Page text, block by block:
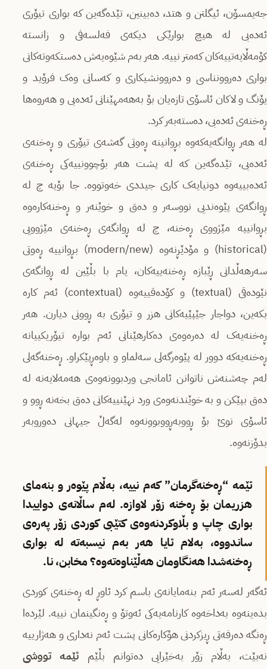
جەیمسۆن، ئیگلتن و هتد، دەبینین، تێدەگەین کە بواری تیۆری
ئەدەبی لە هیچ بوارێکی دیکەی فەلسەفی و زانستە
کۆمەڵایەتییەکان کەمتر نییە. هەر بەم شێوەیەش دەستکەوتەکانی
بواری دەروونناسی و دەروونشیکاری و کەسانی وەک فرۆید و
یۆنگ و لاکان ئاسۆی تازەیان بۆ بەهەمهێنانی ئەدەبی و هەروەها
ڕەخنەی ئەدەبی، دەستەبەر کرد.
لە هەر ڕوانگەیەکەوە بڕوانینە ڕەوتی گەشەی تیۆری و ڕەخنەی
ئەدەبی، تێدەگەین کە لە پشت هەر بۆچوونییەکی ڕەخنەی
ئەدەبییەوە دونیایەک کاری جیددی خەوتووە. جا بۆیە چ لە
ڕوانگەی پێوەندیی نووسەر و دەق و خوێنەر و ڕەخنەکارەوە
بڕوانییە مێژووی ڕەخنە، چ لە ڕوانگەی ڕەخنەی مێژوویی
(historical) و مۆدێڕنەوە (modern/new) بڕوانییە ڕەوتی
سەرهەڵدانی ڕێبازە ڕەخنەییەکان، یام با بڵێین لە ڕوانگەی
نێودەقی (textual) و کۆدەقییەوە (contextual) ئەم کارە
بکەین، دواجار جێپێیەکانی هزر و تیۆری بە ڕوونی دیارن. هەر
ڕەخنەیەک لە دەرەوەی دەکارهێنانی ئەم بوارە تیۆریکییانە
ڕەخنەیەکە دوور لە پێوەرگەلی سەلماو و باوەڕپێکراو. ڕەخنەگەلی
لەم چەشنەش ناتوانن ئامانجی وردبوونەوەی هەمەلایەنە لە
دەق بپێکن و بە خوێندنەوەی ورد نهێنییەکانی دەق بخەنە ڕوو و
ئاسۆی نوێ بۆ ڕووبەڕووبوونەوە لەگەڵ جیهانی دەوروبەر
بدۆزنەوە.
ئێمە “ڕەخنەگرمان” کەم نییە، بەڵام پێوەر و بنەمای
هزریمان بۆ ڕەخنە زۆر لاوازە. لەم ساڵانەی دواییدا
بواری چاپ و بڵاوکردنەوەی کتێبی کوردی زۆر پەرەی
ساندووە، بەلام ئایا هەر بەم نیسبەتە لە بواری
ڕەخنەشدا هەنگاومان هەڵێناوەتەوە؟ مخابن، نا.
ئەگەر لەسەر ئەم بنەمایانەی باسم کرد ئاوڕ لە ڕەخنەی کوردی
بدەینەوە بەداخەوە کارنامەیەکی ئەوتۆ و ڕەنگینمان نییە. لێردەا
ڕەنگە دەرفەتی ڕیزکردنی هۆکارەکانی پشت ئەم نەداری و هەژارییە
نەبێت، بەڵام زۆر بەخێرایی دەتوانم بڵێم ئێمە تووشی